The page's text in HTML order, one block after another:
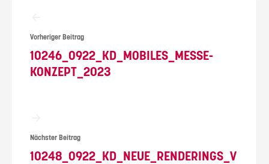
Vorheriger Beitrag
10246_0922_KD_MOBILES_MESSE-
KONZEPT_2023
Nächster Beitrag
10248_0922_KD_NEUE_RENDERINGS_V